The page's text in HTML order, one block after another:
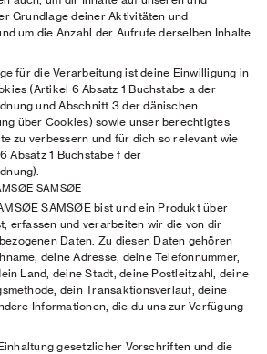
Grundlage deiner Aktivitäten und
um die Anzahl der Aufrufe derselben Inhalte
für die Verarbeitung ist deine Einwilligung in
(Artikel 6 Absatz 1 Buchstabe a der
und Abschnitt 3 der dänischen
über Cookies) sowie unser berechtigtes
zu verbessern und für dich so relevant wie
Absatz 1 Buchstabe f der
SAMSØE
SAMSØE bist und ein Produkt über
erfassen und verarbeiten wir die von dir
Daten. Zu diesen Daten gehören
deine Adresse, deine Telefonnummer,
Land, deine Stadt, deine Postleitzahl, deine
dein Transaktionsverlauf, deine
Informationen, die du uns zur Verfügung
gesetzlicher Vorschriften und die